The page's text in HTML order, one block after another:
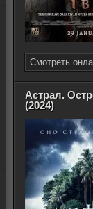
Смотреть
Астрал.
(2024)